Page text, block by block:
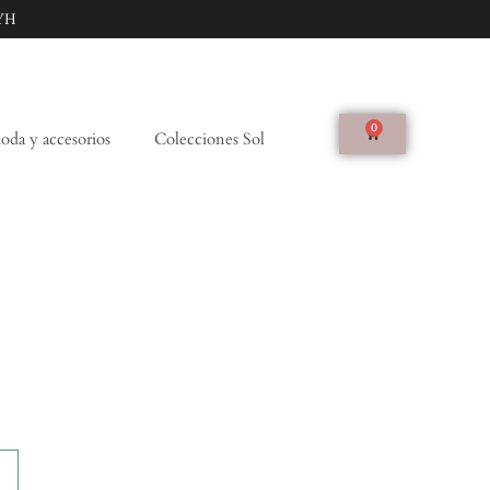
y accesorios Colecciones Sol
0